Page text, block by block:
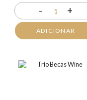
- 1 +
ADICIONAR